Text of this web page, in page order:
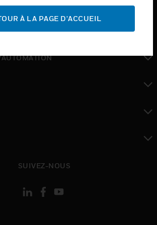
SUIVEZ-NOUS
À LA PAGE D'ACCUEIL